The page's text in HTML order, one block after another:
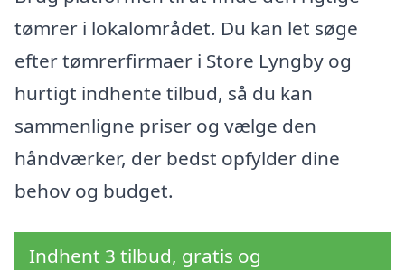
tømrer i lokalområdet. Du kan let søge
efter tømrerfirmaer i Store Lyngby og
hurtigt indhente tilbud, så du kan
sammenligne priser og vælge den
håndværker, der bedst opfylder dine
behov og budget.
Indhent 3 tilbud, gratis og